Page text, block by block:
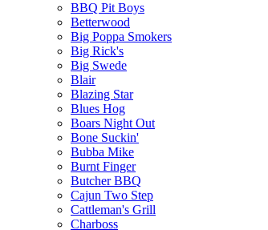
BBQ Pit Boys
Betterwood
Big Poppa Smokers
Big Rick's
Big Swede
Blair
Blazing Star
Blues Hog
Boars Night Out
Bone Suckin'
Bubba Mike
Burnt Finger
Butcher BBQ
Cajun Two Step
Cattleman's Grill
Charboss